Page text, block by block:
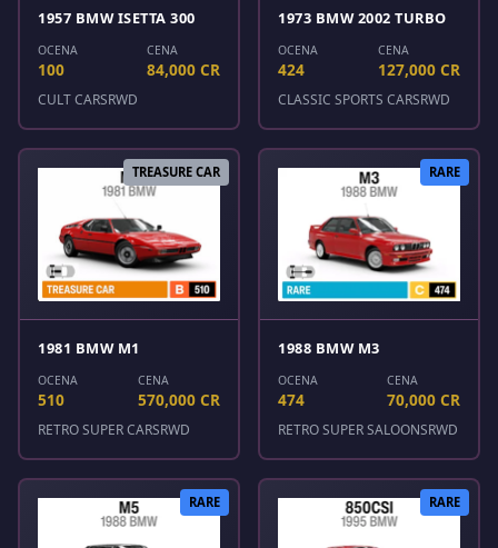
1957 BMW ISETTA 300
OCENA
100
CENA
84,000 CR
CULT CARSRWD
1973 BMW 2002 TURBO
OCENA
424
CENA
127,000 CR
CLASSIC SPORTS CARSRWD
TREASURE CAR
1981 BMW M1
OCENA
510
CENA
570,000 CR
RETRO SUPER CARSRWD
RARE
1988 BMW M3
OCENA
474
CENA
70,000 CR
RETRO SUPER SALOONSRWD
RARE RARE